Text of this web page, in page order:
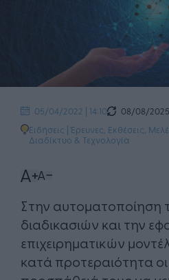
05/04/2022 | 14:10
08/08/2025
Ειδήσεις |Έρευνες, Εκθέσεις,
Διαδίκτυο & Τεχνολογία
Στην αυτοματοποίηση
διαδικασιών και την
επιχειρηματικών
κατά προτεραιότητα οι